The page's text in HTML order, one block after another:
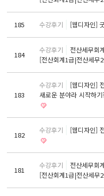
185 수강후기 [웹디자인]
184
수강후기
전산세무회
[전산회계1급|전산세무
183
수강후기
[웹디자인]
새로운 분야라 시작하
182
수강후기 [웹디자인]
181
수강후기
전산세무회
[전산회계1급|전산세무
프로그래밍 자바(JAVA) / 파이썬
유튜브(Youtube)크리에이터(영상편집,프
채용문의
온라인상담
카카오톡 상담